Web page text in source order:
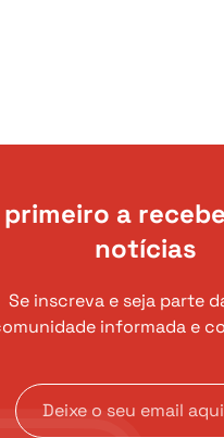
do ciberataque
primeiro a
notícias
Se inscreva e seja parte
informada e